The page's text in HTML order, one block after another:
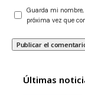
Guarda mi nombre,
próxima vez que
Últimas